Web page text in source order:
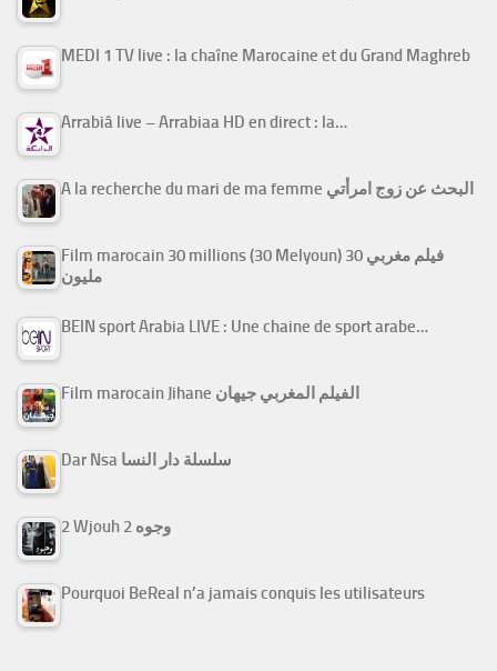
MEDI 1 TV live : la chaîne Marocaine et du Grand Maghreb
Arrabiâ live – Arrabiaa HD en direct : la…
A la recherche du mari de ma femme البحث عن زوج امرأتي
Film marocain 30 millions (30 Melyoun) فيلم مغربي 30
مليون
BEIN sport Arabia LIVE : Une chaine de sport arabe…
Film marocain Jihane الفيلم المغربي جيهان
Dar Nsa سلسلة دار النسا
2 Wjouh 2 وجوه
Pourquoi BeReal n’a jamais conquis les utilisateurs